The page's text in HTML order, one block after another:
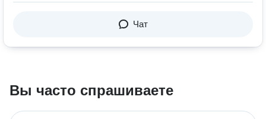
Чат
Вы часто спрашиваете